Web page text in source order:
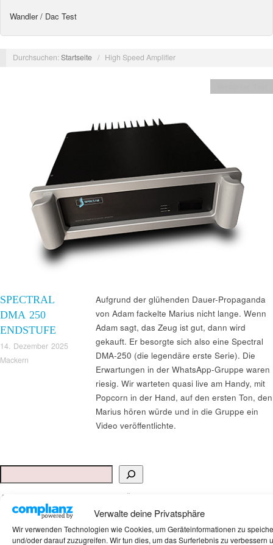
Verwalte deine Privatsphäre
Wir verwenden Technologien wie Cookies, um Geräteinformationen zu
und/oder darauf zuzugreifen. Wir tun dies, um das Surferlebnis zu verbessern
Wandler / Dac Test
Durchsuchen:Startseite / High Speed Amplifier
SPECTRAL
DMA 250
ENDSTUFE
14. Dezember 2025
Mackern
Aufgrund der glühenden Dauer-Propaganda
von Adam fackelte Marius nicht lange. Wenn
Adam sagt, das Zeug ist gut, dann wird
gekauft. Er besorgte sich also eine Spectral
DMA-250 (die legendäre erste Serie). Die
Erwartungen in der WhatsApp-Gruppe waren
riesig. Wir warteten quasi live am Handy, mit
Popcorn in der Hand, auf den ersten Ton, den
Marius hören würde und in die Gruppe ein
Video veröffentlichte.
Suchen
ANKAUF HIFI & HIGH GERÄTE: +491794761922